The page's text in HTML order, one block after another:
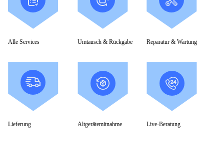
Alle Services Umtausch & Rückgabe Reparatur & Wartung
Lieferung Altgerätemitnahme Live-Beratung